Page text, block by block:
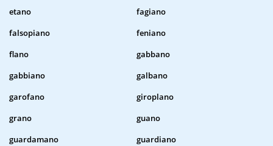
etano
fagiano
falsopiano
feniano
flano
gabbano
gabbiano
galbano
garofano
giroplano
grano
guano
guardamano
guardiano